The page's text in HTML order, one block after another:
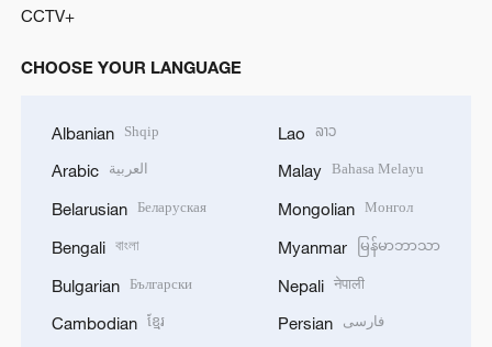
CCTV+
CHOOSE YOUR LANGUAGE
Albanian Shqip
Arabic العربية
Belarusian Беларуская
Bengali বাংলা
Bulgarian Български
Cambodian ខ្មែរ
Lao ລາວ
Malay Bahasa Melayu
Mongolian Монгол
Myanmar မြန်မာဘာသာ
Nepali नेपाली
Persian فارسی